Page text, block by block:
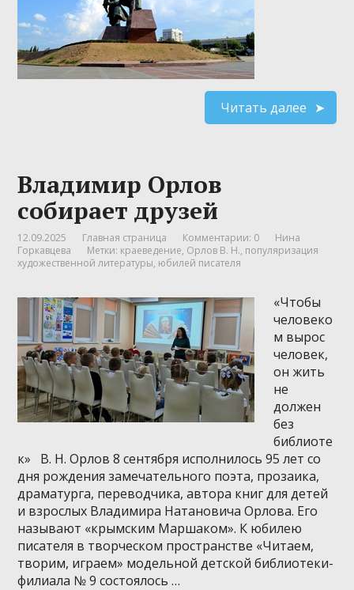
Читать далее
Владимир Орлов
собирает друзей
12.09.2025 Главная страница Комментарии: 0
Нина
Горкавцева
Метки: краеведение, Орлов В. Н., популяризация
художественной литературы, юбилей писателя
«Чтобы
человеко
м вырос
человек,
он жить
не
должен
без
библиоте
к» В. Н. Орлов 8 сентября исполнилось 95 лет со
дня рождения замечательного поэта, прозаика,
драматурга, переводчика, автора книг для детей
и взрослых Владимира Натановича Орлова. Его
называют «крымским Маршаком». К юбилею
писателя в творческом пространстве «Читаем,
творим, играем» модельной детской библиотеки-
филиала № 9 состоялось …